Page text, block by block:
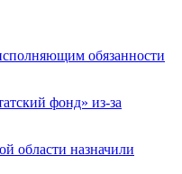
обязанности
фонд» из‑за
области назначили